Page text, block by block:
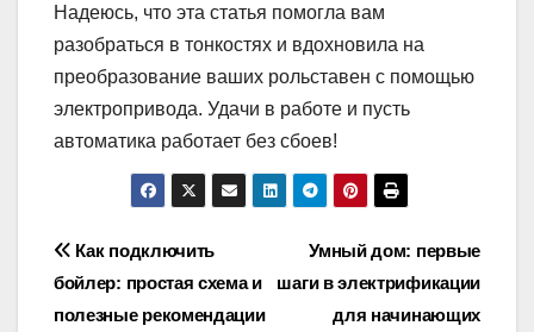
Надеюсь, что эта статья помогла вам
разобраться в тонкостях и вдохновила на
преобразование ваших рольставен с помощью
электропривода. Удачи в работе и пусть
автоматика работает без сбоев!
Навигация
по
Умный дом: первые
шаги в электрификации
для начинающих
Как подключить
бойлер: простая схема и
полезные рекомендации